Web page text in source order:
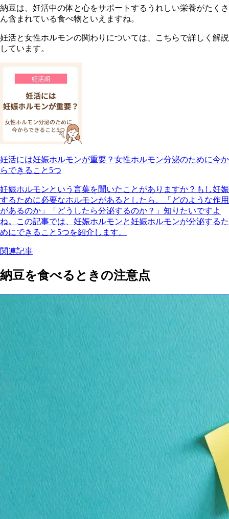
納豆は、妊活中の体と心をサポートするうれしい栄養がたくさ
ん含まれている食べ物といえますね。
妊活と女性ホルモンの関わりについては、こちらで詳しく解説
しています。
妊活には妊娠ホルモンが重要？女性ホルモン分泌のために今か
らできること5つ
妊娠ホルモンという言葉を聞いたことがありますか？もし妊娠
するために必要なホルモンがあるとしたら、「どのような作用
があるのか」「どうしたら分泌するのか？」知りたいですよ
ね。この記事では、妊娠ホルモンと妊娠ホルモンが分泌するた
めにできること5つを紹介します。
関連記事
納豆を食べるときの注意点